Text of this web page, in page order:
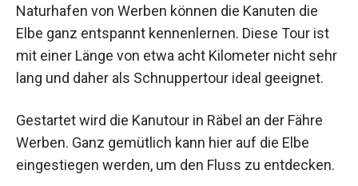
Naturhafen von Werben können die Kanuten die
Elbe ganz entspannt kennenlernen. Diese Tour ist
mit einer Länge von etwa acht Kilometer nicht sehr
lang und daher als Schnuppertour ideal geeignet.
Gestartet wird die Kanutour in Räbel an der Fähre
Werben. Ganz gemütlich kann hier auf die Elbe
eingestiegen werden, um den Fluss zu entdecken.